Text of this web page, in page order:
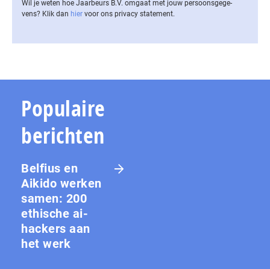
Wil je weten hoe Jaarbeurs B.V. omgaat met jouw per­soons­ge­ge­
vens? Klik dan hier voor ons privacy statement.
Populaire
berichten
Belfius en
Aikido werken
samen: 200
ethische ai-
hackers aan
het werk